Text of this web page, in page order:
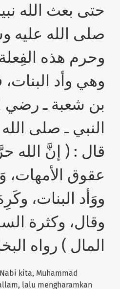
حتى بعث الله
صلى الله عليه
وحرم هذه
وهي وأد
بن شعبة ـ رضي
النبي ـ صلى
قال : ( إنَّ الله
عقوق الأمهات،
ووَأد البنات،
وقال، وكثرة
المال ) رواه
kita, Muhammad
lalu mengharamkan